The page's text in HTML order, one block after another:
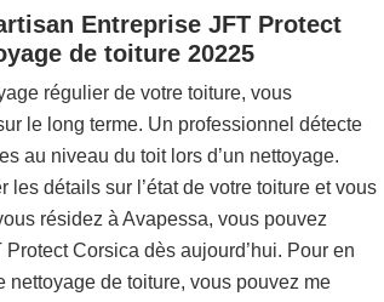
Entreprise JFT Protect
de toiture 20225
régulier de votre toiture, vous
le long terme. Un professionnel détecte
au niveau du toit lors d’un nettoyage.
les détails sur l’état de votre toiture et vous
résidez à Avapessa, vous pouvez
Corsica dès aujourd’hui. Pour en
nettoyage de toiture, vous pouvez me